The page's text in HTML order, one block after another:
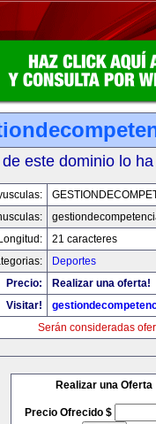
este dominio lo
Longitud:
21 caracteres
Deportes
Precio:
Realizar una oferta!
Visitar!
Serán consideradas
Realizar una Oferta
Precio Ofrecido $